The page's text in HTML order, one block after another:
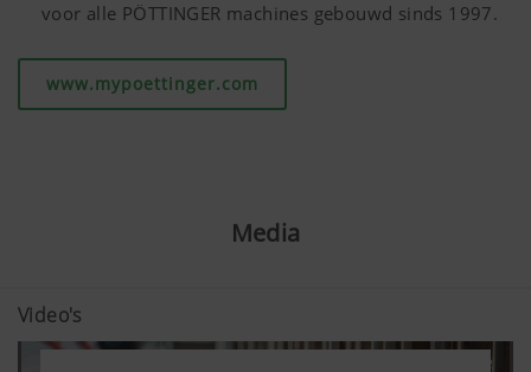
voor alle PÖTTINGER machines gebouwd sinds 1997.
www.mypoettinger.com
Media
Video's